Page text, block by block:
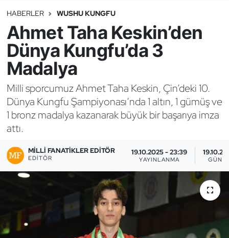
HABERLER WUSHU KUNGFU
Ahmet Taha Keskin’den
Dünya Kungfu’da 3
Madalya
Milli sporcumuz Ahmet Taha Keskin, Çin’deki 10.
Dünya Kungfu Şampiyonası’nda 1 altın, 1 gümüş ve
1 bronz madalya kazanarak büyük bir başarıya imza
attı.
MILLI FANATIKLER EDITÖR
EDITÖR
19.10.2025 - 23:39
YAYINLANMA
Binicilik
Bisiklet
Bocce Bowling Dart
Boks
Buz Hokeyi
Buz Pateni
Çim Hokeyi